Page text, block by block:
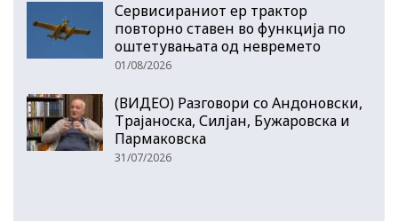
Сервисираниот ер трактор
повторно ставен во функција по
оштетувањата од невремето
01/08/2026
(ВИДЕО) Разговори со Андоновски,
Трајаноска, Силјан, Бужаровска и
Пармаковска
31/07/2026